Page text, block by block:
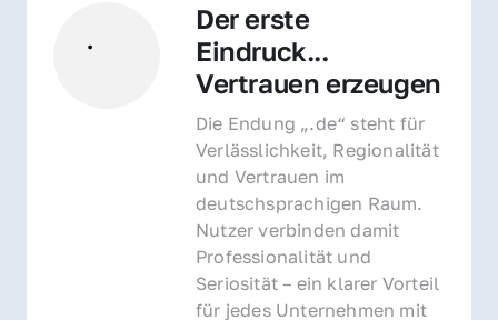
Der erste
Eindruck...
Vertrauen erzeugen
Die Endung „.de“ steht für
Verlässlichkeit, Regionalität
und Vertrauen im
deutschsprachigen Raum.
Nutzer verbinden damit
Professionalität und
Seriosität – ein klarer Vorteil
für jedes Unternehmen mit